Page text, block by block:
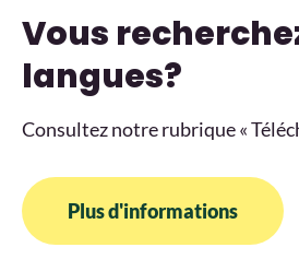
Vous
langues?
Consultez notre rubrique «
Plus d'informations